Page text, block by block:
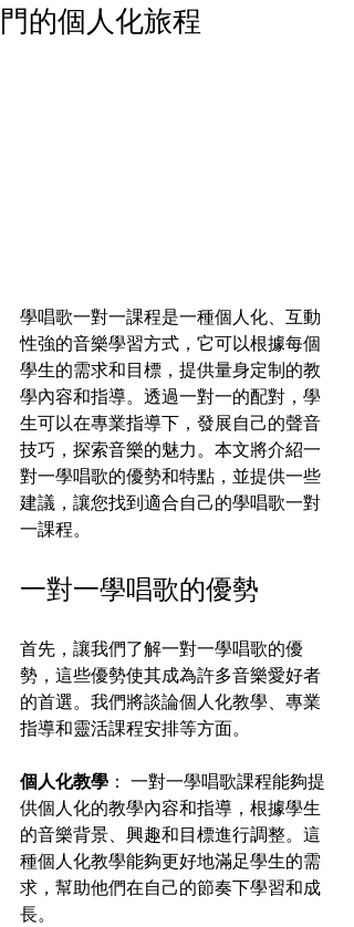
門的個人化旅程
學唱歌一對一課程是一種個人化、互動
性強的音樂學習方式，它可以根據每個
學生的需求和目標，提供量身定制的教
學內容和指導。透過一對一的配對，學
生可以在專業指導下，發展自己的聲音
技巧，探索音樂的魅力。本文將介紹一
對一學唱歌的優勢和特點，並提供一些
建議，讓您找到適合自己的學唱歌一對
一課程。
一對一學唱歌的優勢
首先，讓我們了解一對一學唱歌的優
勢，這些優勢使其成為許多音樂愛好者
的首選。我們將談論個人化教學、專業
指導和靈活課程安排等方面。
個人化教學 ： 一對一學唱歌課程能夠提
供個人化的教學內容和指導，根據學生
的音樂背景、興趣和目標進行調整。這
種個人化教學能夠更好地滿足學生的需
求，幫助他們在自己的節奏下學習和成
長。